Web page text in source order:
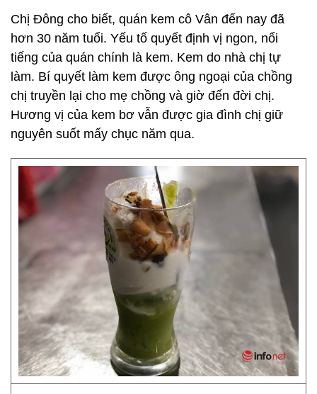
Chị Đông cho biết, quán kem cô Vân đến nay đã
hơn 30 năm tuổi. Yếu tố quyết định vị ngon, nổi
tiếng của quán chính là kem. Kem do nhà chị tự
làm. Bí quyết làm kem được ông ngoại của chồng
chị truyền lại cho mẹ chồng và giờ đến đời chị.
Hương vị của kem bơ vẫn được gia đình chị giữ
nguyên suốt mấy chục năm qua.